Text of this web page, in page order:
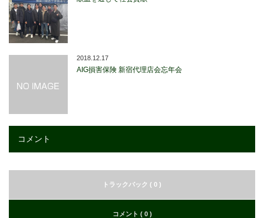
2018.12.17
AIG損害保険 新宿代理店会忘年会
コメント
トラックバック ( 0 )
コメント ( 0 )